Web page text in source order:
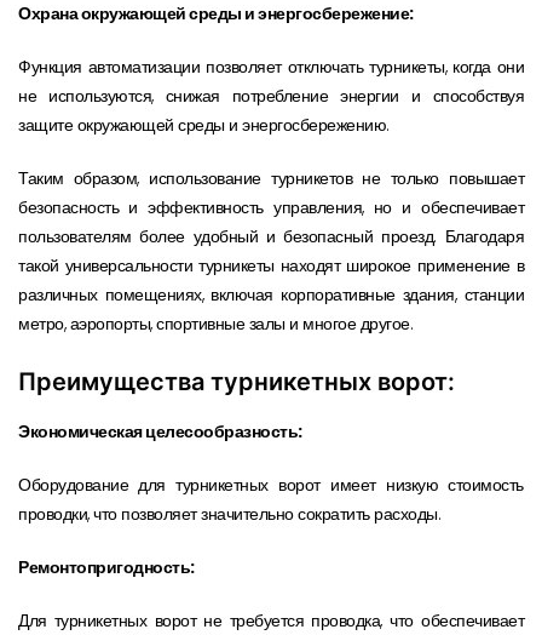
Охрана окружающей среды и энергосбережение:
Функция автоматизации позволяет отключать турникеты, когда они
не используются, снижая потребление энергии и способствуя
защите окружающей среды и энергосбережению.
Таким образом, использование турникетов не только повышает
безопасность и эффективность управления, но и обеспечивает
пользователям более удобный и безопасный проезд. Благодаря
такой универсальности турникеты находят широкое применение в
различных помещениях, включая корпоративные здания, станции
метро, аэропорты, спортивные залы и многое другое.
Преимущества турникетных ворот:
Экономическая целесообразность:
Оборудование для турникетных ворот имеет низкую стоимость
проводки, что позволяет значительно сократить расходы.
Ремонтопригодность:
Для турникетных ворот не требуется проводка, что обеспечивает